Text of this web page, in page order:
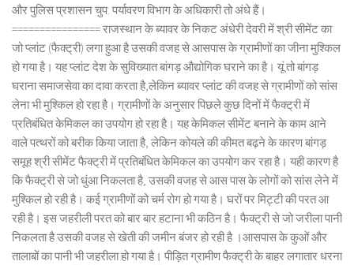
और पुलिस प्रशासन चुप: पर्यावरण विभाग के अधिकारी तो अंधे हैं।
================ राजस्थान के ब्यावर के निकट अंधेरी देवरी में श्री सीमेंट का
जो प्लांट (फैक्ट्री) लगा हुआ है उसकी वजह से आसपास के ग्रामीणों का जीना मुश्किल
हो गया है। यह प्लांट देश के सुविख्यात बांगड़ औद्योगिक घराने का है। यूं तो बांगड़
घराना समाजसेवा का दावा करता है,लेकिन ब्यावर प्लांट की वजह से ग्रामीणों को सांस
लेना भी मुश्किल हो रहा है। ग्रामीणों के अनुसार पिछले कुछ दिनों में फैक्ट्री में
प्रतिबंधित केमिकल का उपयोग हो रहा है। यह केमिकल सीमेंट बनाने के काम आने
वाले पत्थरों को बरीक किया जाता है, लेकिन कोयले की कीमत बढ़ने के कारण बांगड़
समूह श्री सीमेंट फैक्ट्री में प्रतिबंधित केमिकल का उपयोग कर रहा है। यही कारण है
कि फैक्ट्री से जो धुंआ निकलता है, उसकी वजह से आस पास के लोगों को सांस लेने में
मुश्किल हो रही है। कई ग्रामीणों को चर्म रोग हो गया है। घरों पर मिट्टी की परत आ
रही है। इस जहरीली परत को बार बार हटाना भी कठिन है। फैक्ट्री से जो जरीला पानी
निकलता है उसकी वजह से खेती की जमीन बंजर हो रही है ।आसपास के कुओं और
तालाबों का पानी भी जहरीला हो गया है। पीड़ित ग्रामीण फैक्ट्री के बाहर लगातार धरना